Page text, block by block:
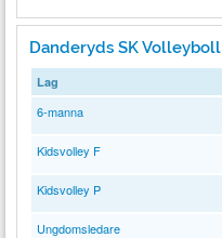
Danderyds SK Volleyboll
Lag
6-manna
Kidsvolley F
Kidsvolley P
Ungdomsledare